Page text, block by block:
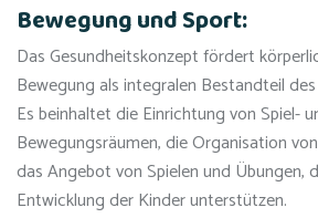
Bewegung und Sport:
Das Gesundheitskonzept fördert
Bewegung als integralen Bestandteil
Es beinhaltet die Einrichtung von Spiel-
Bewegungsräumen, die Organisation
das Angebot von Spielen und Übungen,
Entwicklung der Kinder unterstützen.